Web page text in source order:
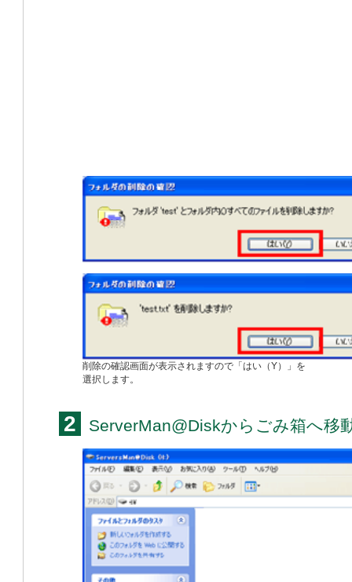
削除の確認画面が表示されますので「はい（Y）」を
選択します。
2 ServerMan@Diskからごみ箱へ移